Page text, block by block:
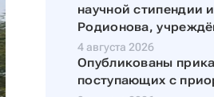
научной стипендии
Родионова,
4 августа 2026
Опубликованы
поступающих с